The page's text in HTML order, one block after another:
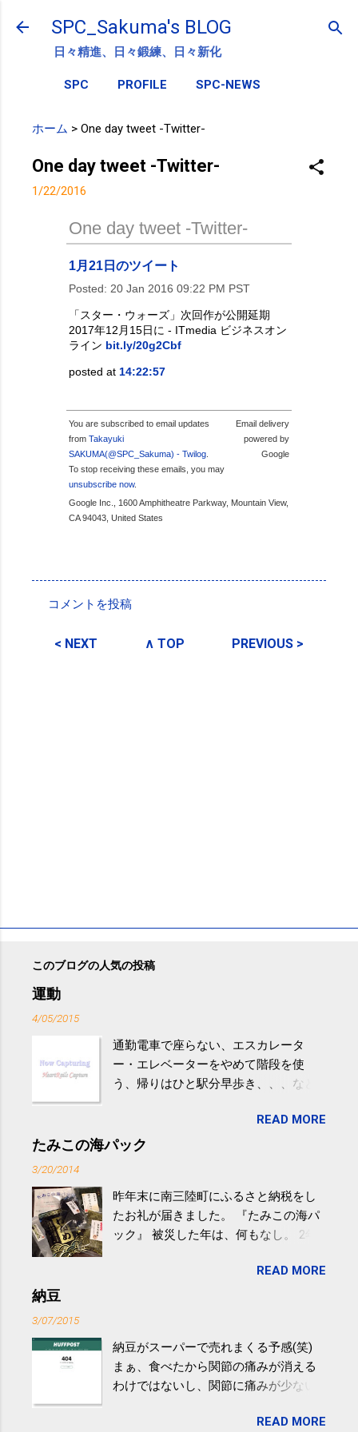
スキップしてメイン コンテンツに移動
SPC_Sakuma's BLOG
日々精進、日々鍛練、日々新化
SPC PROFILE SPC-NEWS
ホーム > One day tweet -Twitter-
One day tweet -Twitter-
1/22/2016
One day tweet -Twitter-
1月21日のツイート
Posted: 20 Jan 2016 09:22 PM PST
「スター・ウォーズ」次回作が公開延期
2017年12月15日に - ITmedia ビジネスオン
ライン bit.ly/20g2Cbf
posted at 14:22:57
You are subscribed to email updates
from Takayuki
SAKUMA(@SPC_Sakuma) - Twilog
To stop receiving these emails, you may
unsubscribe now.
Email delivery
powered by
Google
Google Inc., 1600 Amphitheatre Parkway, Mountain View,
CA 94043, United States
メ
コメントを投稿
< NEXT ∧ TOP PREVIOUS >
このブログの人気の投稿
運動
4/05/2015
通勤電車で座らない、エスカレータ
ー・エレベーターをやめて階段を使
う、帰りはひと駅分早歩き、、、など
やすい。 スポーツウェア・シューズで
するものだけが運動ではない。 食べ
けると改善する、との結果を筑波大の
研究チームが発表した。改善が期待で
きるのは、過度の飲酒が原因ではない
減らなくても効果があるという。 正田
波大「減量しなくても効果」 - ニュー
ス - アピタル（医療・健康）
READ MORE
たみこの海パック
3/20/2014
昨年末に南三陸町にふるさと納税をし
たお礼が届きました。 『たみこの海パ
ック』 被災した年は、何もなし。 2年
が『たみこの海パック』。 ボランティ
全く考えていなかったので、貰えると
少しづつ復興してる感が伝わってきて
嬉しいです。 あと、ふるさと納税が節
ですが、節税になるほど稼げていない
READ MORE
納豆
3/07/2015
納豆がスーパーで売れまくる予感(笑)
まぁ、食べたから関節の痛みが消える
わけではないし、関節に痛みが少ない
ど。。 「関節の老化」は、「コンドロ
READ MORE